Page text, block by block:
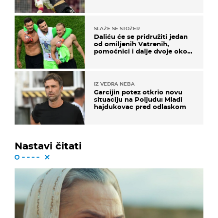
SLAŽE SE STOŽER
Daliću će se pridružiti jedan
od omiljenih Vatrenih,
pomoćnici i dalje dvoje oko
IZ VEDRA NEBA
Garcijin potez otkrio novu
situaciju na Poljudu: Mladi
hajdukovac pred odlaskom
Nastavi čitati